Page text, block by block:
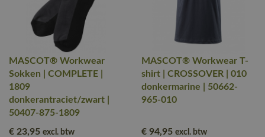
MASCOT® Workwear
Sokken | COMPLETE |
1809
donkerantraciet/zwart |
50407-875-1809
€ 23,95 excl. btw
MASCOT® Workwear T-
shirt | CROSSOVER | 010
donkermarine | 50662-
965-010
€ 94,95 excl. btw